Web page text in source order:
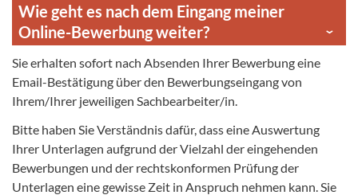
Wie geht es nach dem Eingang meiner
Online-Bewerbung weiter?
Sie erhalten sofort nach Absenden Ihrer Bewerbung eine
Email-Bestätigung über den Bewerbungseingang von
Ihrem/Ihrer jeweiligen Sachbearbeiter/in.
Bitte haben Sie Verständnis dafür, dass eine Auswertung
Ihrer Unterlagen aufgrund der Vielzahl der eingehenden
Bewerbungen und der rechtskonformen Prüfung der
Unterlagen eine gewisse Zeit in Anspruch nehmen kann. Sie